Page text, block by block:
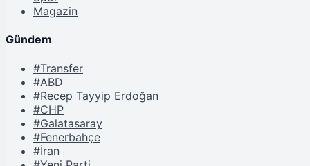
Magazin
Gündem
#Transfer
#ABD
#Recep Tayyip Erdoğan
#CHP
#Galatasaray
#Fenerbahçe
#İran